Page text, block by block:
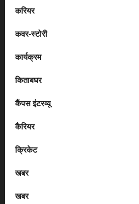
करियर
कवर-स्टोरी
कार्यक्रम
किताबघर
कैंपस इंटरव्यू
कैरियर
क्रिकेट
खबर
खबर